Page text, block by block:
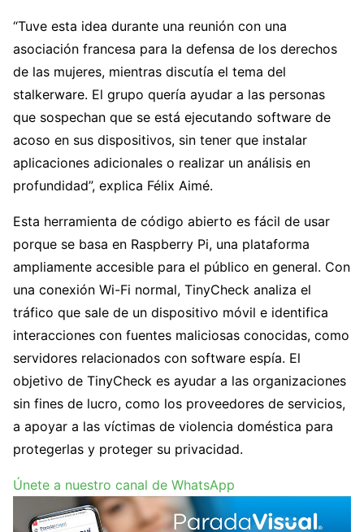
“Tuve esta idea durante una reunión con una
asociación francesa para la defensa de los derechos
de las mujeres, mientras discutía el tema del
stalkerware. El grupo quería ayudar a las personas
que sospechan que se está ejecutando software de
acoso en sus dispositivos, sin tener que instalar
aplicaciones adicionales o realizar un análisis en
profundidad”, explica Félix Aimé.
Esta herramienta de código abierto es fácil de usar
porque se basa en Raspberry Pi, una plataforma
ampliamente accesible para el público en general. Con
una conexión Wi-Fi normal, TinyCheck analiza el
tráfico que sale de un dispositivo móvil e identifica
interacciones con fuentes maliciosas conocidas, como
servidores relacionados con software espía. El
objetivo de TinyCheck es ayudar a las organizaciones
sin fines de lucro, como los proveedores de servicios,
a apoyar a las víctimas de violencia doméstica para
protegerlas y proteger su privacidad.
Únete a nuestro canal de WhatsApp